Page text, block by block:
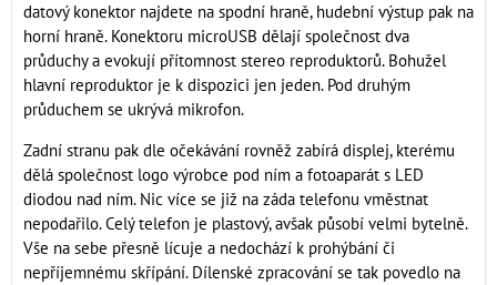
datový konektor najdete na spodní hraně, hudební výstup pak na
horní hraně. Konektoru microUSB dělají společnost dva
průduchy a evokují přítomnost stereo reproduktorů. Bohužel
hlavní reproduktor je k dispozici jen jeden. Pod druhým
průduchem se ukrývá mikrofon.
Zadní stranu pak dle očekávání rovněž zabírá displej, kterému
dělá společnost logo výrobce pod ním a fotoaparát s LED
diodou nad ním. Nic více se již na záda telefonu vměstnat
nepodařilo. Celý telefon je plastový, avšak působí velmi bytelně.
Vše na sebe přesně lícuje a nedochází k prohýbání či
nepříjemnému skřípání. Dílenské zpracování se tak povedlo na